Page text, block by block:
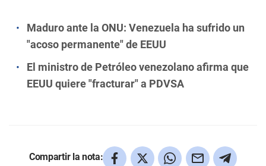
Maduro ante la ONU: Venezuela ha sufrido un
"acoso permanente" de EEUU
El ministro de Petróleo venezolano afirma que
EEUU quiere "fracturar" a PDVSA
Compartir la nota: